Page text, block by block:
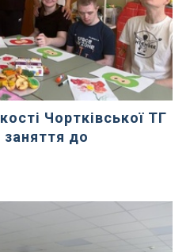
Чортківської ТГ
до